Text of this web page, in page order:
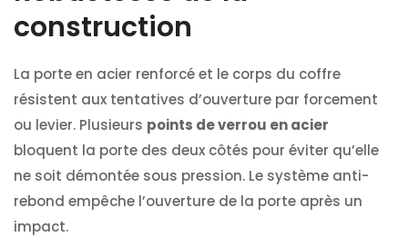
construction
La porte en acier renforcé et le corps du coffre
résistent aux tentatives d’ouverture par forcement
ou levier. Plusieurs points de verrou en acier
bloquent la porte des deux côtés pour éviter qu’elle
ne soit démontée sous pression. Le système anti-
rebond empêche l’ouverture de la porte après un
impact.